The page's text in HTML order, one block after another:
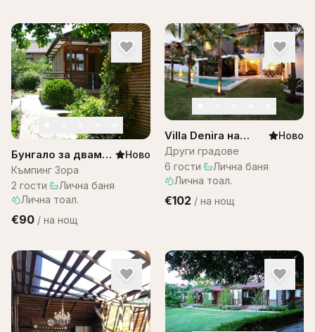
Бунгало за двама–
къмпинг ЗОРА
Ново
Къмпинг Зора
2 гости· Лична баня·
Лична тоал.
€90 / на нощ
Villa Denira на
Остров Бали
Ново
Други градове
6 гости· Лична баня·
Лична тоал.
€102 / на нощ